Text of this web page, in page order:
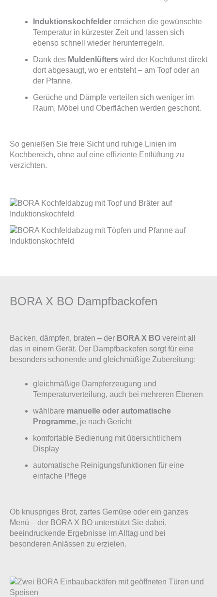
Induktionskochfelder erreichen die gewünschte
Temperatur in kürzester Zeit und lassen sich
ebenso schnell wieder herunterregeln.
Dank des Muldenlüfters wird der Kochdunst direkt
dort abgesaugt, wo er entsteht – am Topf oder an
der Pfanne.
Gerüche und Dämpfe verteilen sich weniger im
Raum, Möbel und Oberflächen werden geschont.
So genießen Sie freie Sicht und ruhige Linien im
Kochbereich, ohne auf eine effiziente Entlüftung zu
verzichten.
BORA X BO Dampfbackofen
Backen, dämpfen, braten – der BORA X BO vereint all
das in einem Gerät. Der Dampfbackofen sorgt für eine
besonders schonende und gleichmäßige Zubereitung:
gleichmäßige Dampferzeugung und
Temperaturverteilung, auch bei mehreren Ebenen
wählbare manuelle oder automatische
Programme, je nach Gericht
komfortable Bedienung mit übersichtlichem
Display
automatische Reinigungsfunktionen für eine
einfache Pflege
Ob knuspriges Brot, zartes Gemüse oder ein ganzes
Menü – der BORA X BO unterstützt Sie dabei,
beeindruckende Ergebnisse im Alltag und bei
besonderen Anlässen zu erzielen.